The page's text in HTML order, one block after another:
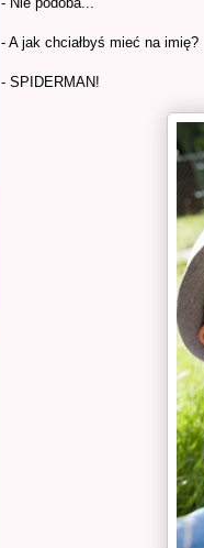
- A jak chciałbyś mieć na imię?
- SPIDERMAN!